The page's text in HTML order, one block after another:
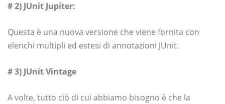
# 2) JUnit Jupiter:
Questa è una nuova versione che viene fornita con
elenchi multipli ed estesi di annotazioni JUnit.
# 3) JUnit Vintage
A volte, tutto ciò di cui abbiamo bisogno è che la